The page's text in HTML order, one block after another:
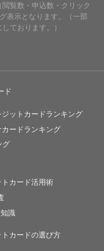
覧数・申込数・クリック
表示となります。（一部
ております。）
ド
ジットカードランキング
カードランキング
グ
トカード活用術
識
トカードの選び方